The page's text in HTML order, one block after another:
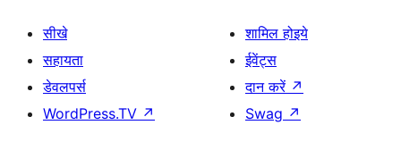
सीखे
सहायता
डेवलपर्स
WordPress.TV ↗
शामिल होइये
ईवेंट्स
दान करें ↗
Swag ↗